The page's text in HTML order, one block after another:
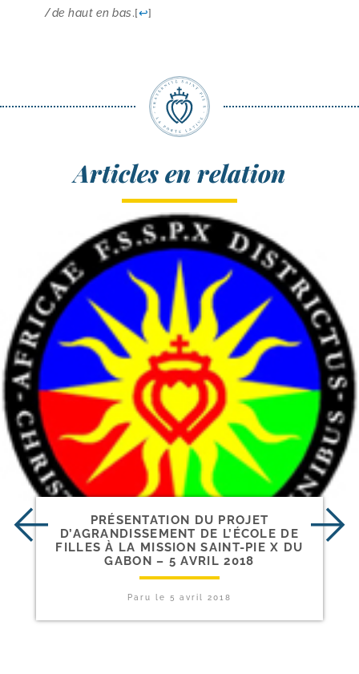
/​de haut en bas.[↩]
Articles en relation
PRÉSENTATION DU PROJET
D’AGRANDISSEMENT DE L’ÉCOLE DE
FILLES À LA MISSION SAINT-​PIE X DU
GABON – 5 AVRIL 2018
Paru le 5 avril 2018